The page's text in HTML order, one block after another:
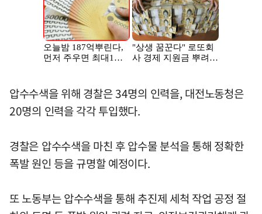
압수수색을 위해 경찰은 34명의 인력을, 대전노동청은
20명의 인력을 각각 투입했다.
경찰은 압수수색을 마친 후 압수물 분석을 통해 정확한
폭발 원인 등을 규명할 예정이다.
또 노동부는 압수수색을 통해 추진제 세척 작업 공정 절